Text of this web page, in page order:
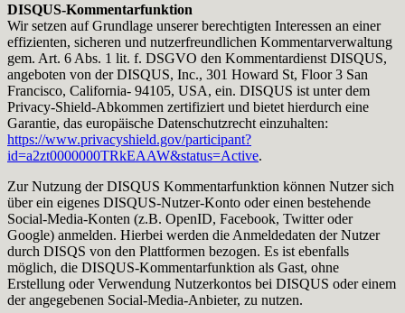
DISQUS-Kommentarfunktion
Wir setzen auf Grundlage unserer berechtigten Interessen an einer
effizienten, sicheren und nutzerfreundlichen Kommentarverwaltung
gem. Art. 6 Abs. 1 lit. f. DSGVO den Kommentardienst DISQUS,
angeboten von der DISQUS, Inc., 301 Howard St, Floor 3 San
Francisco, California- 94105, USA, ein. DISQUS ist unter dem
Privacy-Shield-Abkommen zertifiziert und bietet hierdurch eine
Garantie, das europäische Datenschutzrecht einzuhalten:
https://www.privacyshield.gov/participant?
id=a2zt0000000TRkEAAW&status=Active.
Zur Nutzung der DISQUS Kommentarfunktion können Nutzer sich
über ein eigenes DISQUS-Nutzer-Konto oder einen bestehende
Social-Media-Konten (z.B. OpenID, Facebook, Twitter oder
Google) anmelden. Hierbei werden die Anmeldedaten der Nutzer
durch DISQS von den Plattformen bezogen. Es ist ebenfalls
möglich, die DISQUS-Kommentarfunktion als Gast, ohne
Erstellung oder Verwendung Nutzerkontos bei DISQUS oder einem
der angegebenen Social-Media-Anbieter, zu nutzen.